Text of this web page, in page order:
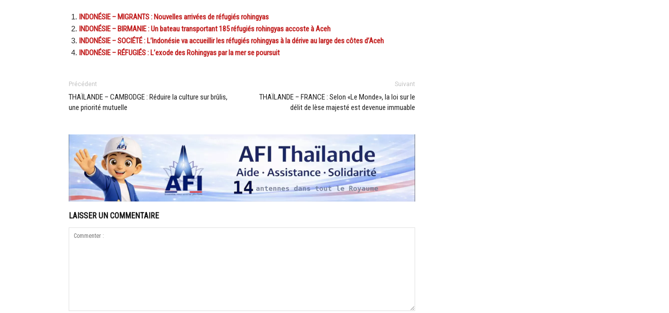
INDONÉSIE – MIGRANTS : Nouvelles arrivées de réfugiés rohingyas
INDONÉSIE – BIRMANIE : Un bateau transportant 185 réfugiés rohingyas accoste à Aceh
INDONÉSIE – SOCIÉTÉ : L’Indonésie va accueillir les réfugiés rohingyas à la dérive au large des côtes d’Aceh
INDONÉSIE – RÉFUGIÉS : L’exode des Rohingyas par la mer se poursuit
Précédent
THAÏLANDE – CAMBODGE : Réduire la culture sur brûlis,
une priorité mutuelle
Suivant
THAÏLANDE – FRANCE : Selon «Le Monde», la loi sur le
délit de lèse majesté est devenue immuable
LAISSER UN COMMENTAIRE